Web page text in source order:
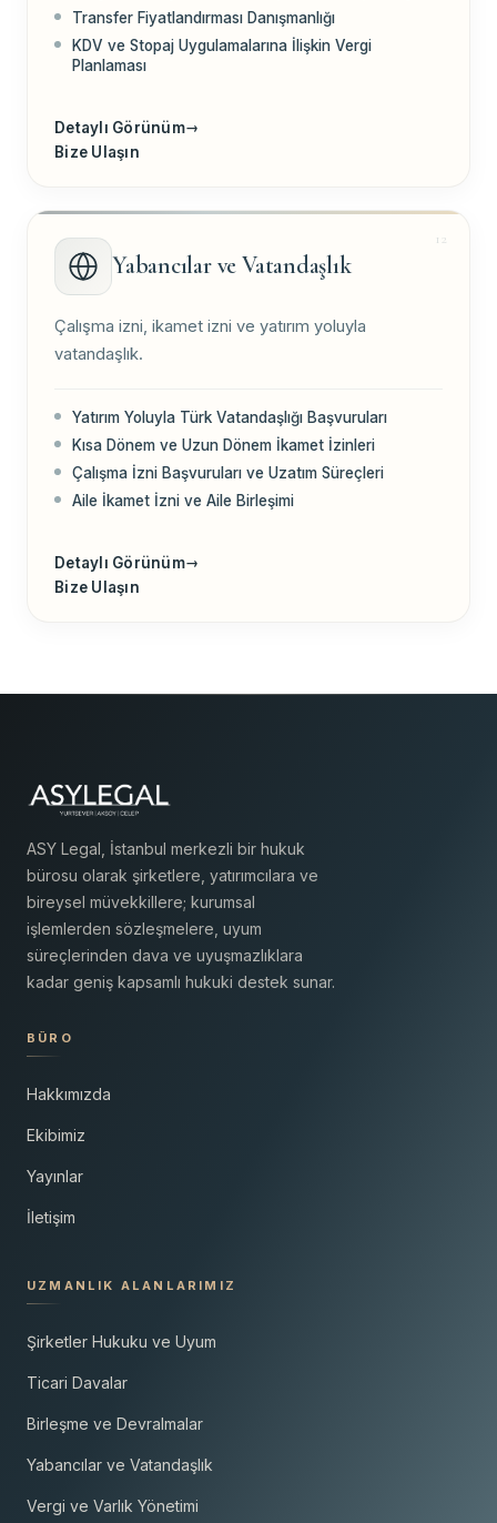
Transfer Fiyatlandırması Danışmanlığı
KDV ve Stopaj Uygulamalarına İlişkin Vergi
Planlaması
Detaylı Görünüm→
Bize Ulaşın
Yabancılar ve Vatandaşlık
Çalışma izni, ikamet izni ve yatırım yoluyla
vatandaşlık.
Yatırım Yoluyla Türk Vatandaşlığı Başvuruları
Kısa Dönem ve Uzun Dönem İkamet İzinleri
Çalışma İzni Başvuruları ve Uzatım Süreçleri
Aile İkamet İzni ve Aile Birleşimi
Detaylı Görünüm→
Bize Ulaşın
ASY Legal, İstanbul merkezli bir hukuk
bürosu olarak şirketlere, yatırımcılara ve
bireysel müvekkillere; kurumsal
işlemlerden sözleşmelere, uyum
süreçlerinden dava ve uyuşmazlıklara
kadar geniş kapsamlı hukuki destek sunar.
BÜRO
Hakkımızda
Ekibimiz
Yayınlar
İletişim
UZMANLIK ALANLARIMIZ
Şirketler Hukuku ve Uyum
Ticari Davalar
Birleşme ve Devralmalar
Yabancılar ve Vatandaşlık
Vergi ve Varlık Yönetimi